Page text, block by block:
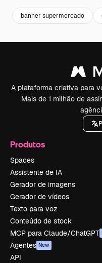
banner supermercado
A plataforma criativa para
Mais de 1 milhão de
Produtos
Spaces
Assistente de IA
Gerador de imagens
Gerador de vídeos
Texto para voz
Conteúdo de stock
MCP para Claude/ChatGPT
Agentes New
API